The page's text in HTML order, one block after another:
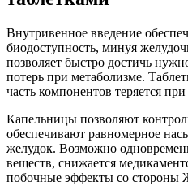
Внутривенное введение
биодоступность, минуя
позволяет быстро достичь
потерь при метаболизме.
часть компонентов теряется
Капельницы позволяют
обеспечивают равномерное
желудок. Возможно
веществ, снижается
побочные эффекты со стороны